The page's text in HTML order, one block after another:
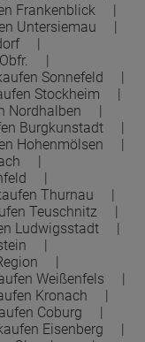
Frankenblick
Untersiemau
Sonnefeld
Stockheim
Nordhalben
Burgkunstadt
Hohenmölsen
Thurnau
Teuschnitz
Ludwigsstadt
Weißenfels
Kronach
Coburg
Eisenberg